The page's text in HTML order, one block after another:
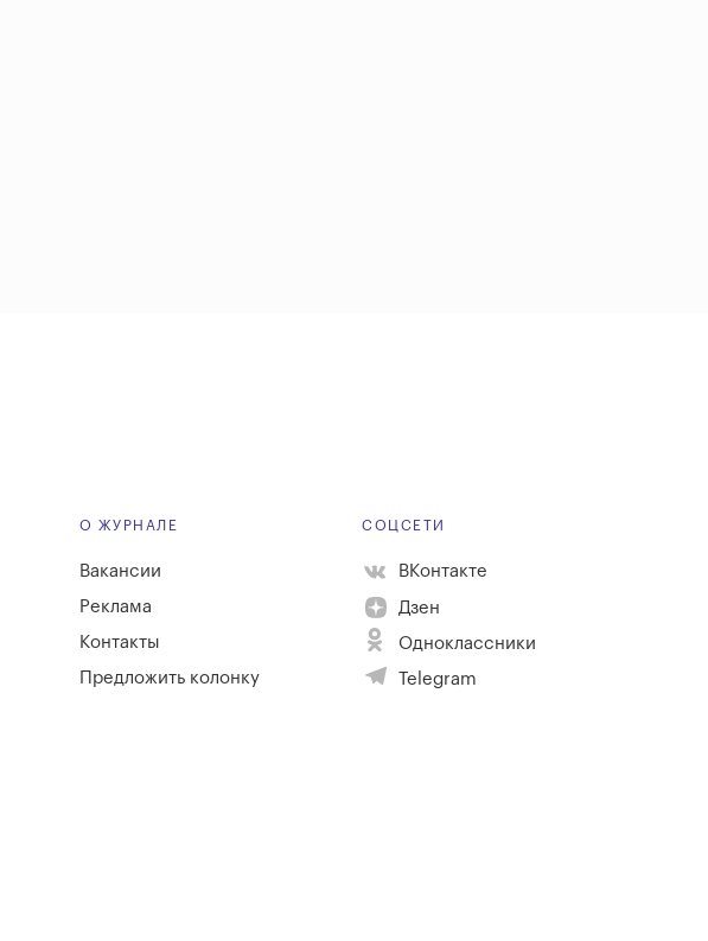
О ЖУРНАЛЕ
Вакансии
Реклама
Контакты
Предложить колонку
СОЦСЕТИ
ВКонтакте
Дзен
Одноклассники
Telegram